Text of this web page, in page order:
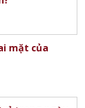
mặt của